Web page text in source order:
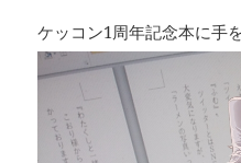
ケッコン1周年記念本に手